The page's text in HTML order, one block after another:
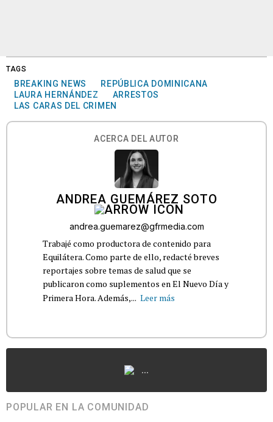
TAGS
BREAKING NEWS
REPÚBLICA DOMINICANA
LAURA HERNÁNDEZ
ARRESTOS
LAS CARAS DEL CRIMEN
ACERCA DEL AUTOR
ANDREA GUEMÁREZ SOTO
andrea.guemarez@gfrmedia.com
Trabajé como productora de contenido para
Equilátera. Como parte de ello, redacté breves
reportajes sobre temas de salud que se
publicaron como suplementos en El Nuevo Día y
Primera Hora. Además,... Leer más
...
POPULAR EN LA COMUNIDAD